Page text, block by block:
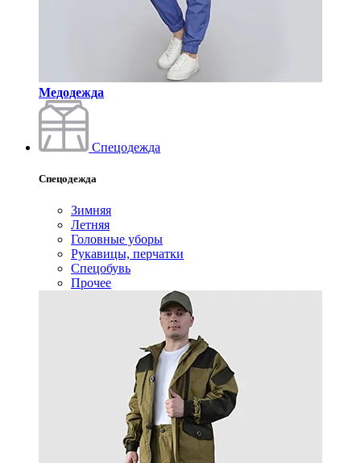
Медодежда
Спецодежда
Спецодежда
Зимняя
Летняя
Головные уборы
Рукавицы, перчатки
Спецобувь
Прочее